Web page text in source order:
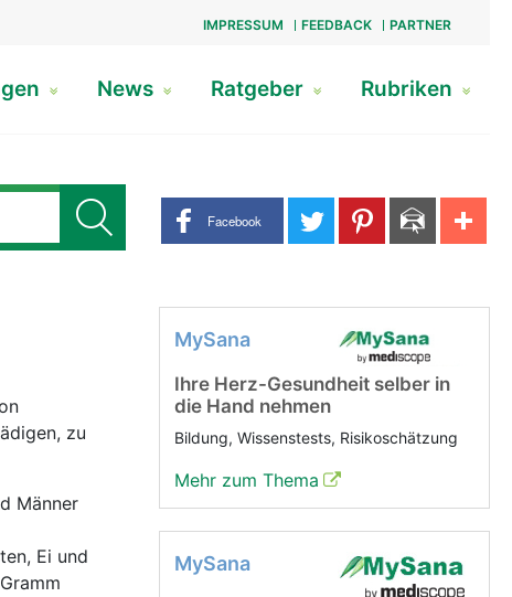
IMPRESSUM FEEDBACK PARTNER
News Ratgeber Rubriken
Share buttons
Facebook
zu
Männer
Ei und
MySana
Ihre Herz-Gesundheit selber in
die Hand nehmen
Bildung, Wissenstests, Risikoschätzung
Mehr zum Thema
MySana